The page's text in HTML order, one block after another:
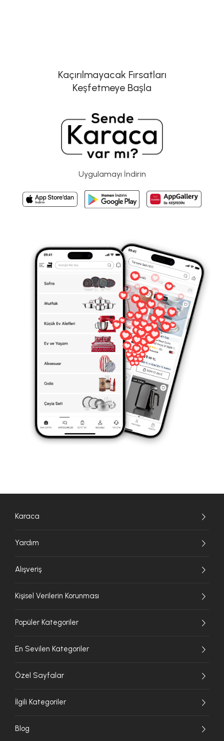
Kaçırılmayacak Fırsatları
Keşfetmeye Başla
Uygulamayı İndirin
Karaca
Yardım
Alışveriş
Kişisel Verilerin Korunması
Popüler Kategoriler
En Sevilen Kategoriler
Özel Sayfalar
İlgili Kategoriler
Blog